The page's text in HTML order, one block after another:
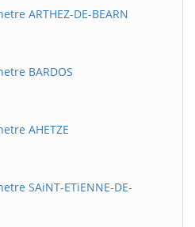
ARTHEZ-DE-BEARN
BARDOS
AHETZE
SAiNT-ETiENNE-DE-